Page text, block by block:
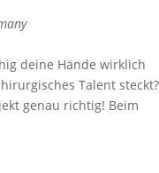
deine Hände wirklich
Talent steckt?
genau richtig! Beim